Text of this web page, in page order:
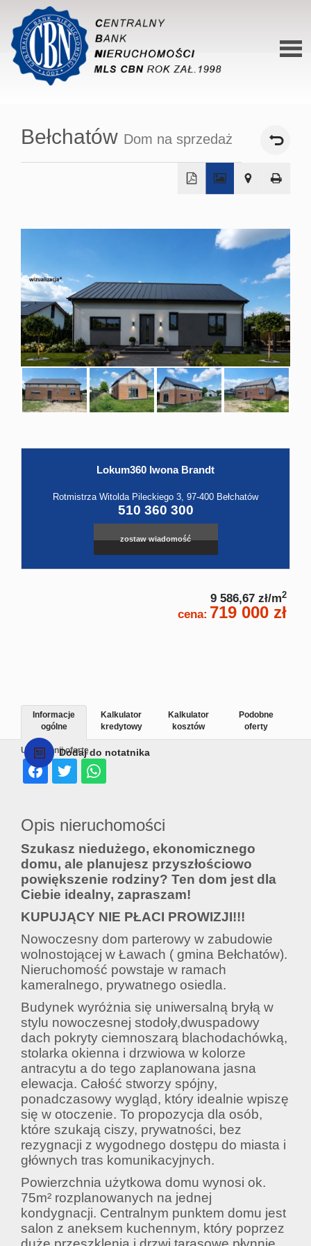
O
Domy
Hale
Bełchatów Dom na sprzedaż
−
Lokum360 Iwona Brandt
Rotmistrza Witolda Pileckiego 3, 97-400 Bełchatów
510 360 300
zostaw wiadomość
9 586,67 zł/m2
cena: 719 000 zł
Dodaj do notatnika
Udostępnij ofertę
Informacje
ogólne
Kalkulator
kredytowy
Kalkulator
kosztów
Podobne
oferty
Opis nieruchomości
Szukasz niedużego, ekonomicznego
domu, ale planujesz przyszłościowo
powiększenie rodziny? Ten dom jest dla
Ciebie idealny, zapraszam!
KUPUJĄCY NIE PŁACI PROWIZJI!!!
Nowoczesny dom parterowy w zabudowie
wolnostojącej w Ławach ( gmina Bełchatów).
Nieruchomość powstaje w ramach
kameralnego, prywatnego osiedla.
Budynek wyróżnia się uniwersalną bryłą w
stylu nowoczesnej stodoły,dwuspadowy
dach pokryty ciemnoszarą blachodachówką,
stolarka okienna i drzwiowa w kolorze
antracytu a do tego zaplanowana jasna
elewacja. Całość stworzy spójny,
ponadczasowy wygląd, który idealnie wpiszę
się w otoczenie. To propozycja dla osób,
które szukają ciszy, prywatności, bez
rezygnacji z wygodnego dostępu do miasta i
głównych tras komunikacyjnych.
Powierzchnia użytkowa domu wynosi ok.
75m² rozplanowanych na jednej
kondygnacji. Centralnym punktem domu jest
salon z aneksem kuchennym, który poprzez